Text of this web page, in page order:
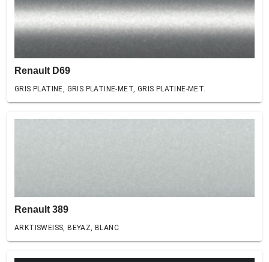
Renault D69
GRIS PLATINE, GRIS PLATINE-MET, GRIS PLATINE-MET.
Renault 389
ARKTISWEISS, BEYAZ, BLANC